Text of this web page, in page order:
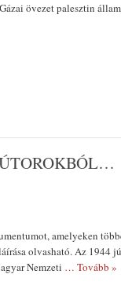
övezet palesztin
amelyeken
olvasható. Az 1944
Nemzeti … Tovább »